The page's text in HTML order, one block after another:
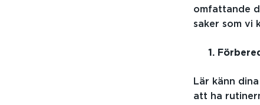
omfattande
saker som vi
1.
Lär känn
att ha